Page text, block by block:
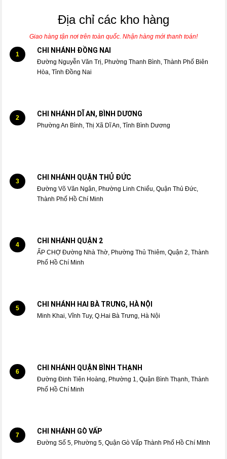
Địa chỉ các kho hàng
Giao hàng tận nơi trên toàn quốc. Nhận hàng mới thanh toán!
1 CHI NHÁNH ĐỒNG NAI
Đường Nguyễn Văn Trị, Phường Thanh Bình, Thành Phố Biên
Hòa, Tỉnh Đồng Nai
2 CHI NHÁNH DĨ AN, BÌNH DƯƠNG
Phường An Bình, Thị Xã Dĩ An, Tỉnh Bình Dương
3 CHI NHÁNH QUẬN THỦ ĐỨC
Đường Võ Văn Ngân, Phường Linh Chiểu, Quận Thủ Đức,
Thành Phố Hồ Chí Minh
4 CHI NHÁNH QUẬN 2
ẤP CHỢ Đường Nhà Thờ, Phường Thủ Thiêm, Quận 2, Thành
Phố Hồ Chí Minh
5 CHI NHÁNH HAI BÀ TRƯNG, HÀ NỘI
Minh Khai, Vĩnh Tuy, Q.Hai Bà Trưng, Hà Nội
6 CHI NHÁNH QUẬN BÌNH THẠNH
Đường Đinh Tiên Hoàng, Phường 1, Quận Bình Thạnh, Thành
Phố Hồ Chí Minh
7 CHI NHÁNH GÒ VẤP
Đường Số 5, Phường 5, Quận Gò Vấp Thành Phố Hồ Chí MInh